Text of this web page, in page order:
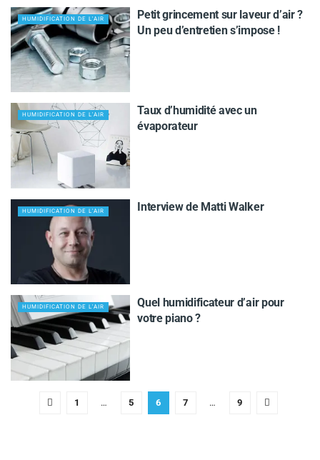
HUMIDIFICATION DE L'AIR
Petit grincement sur laveur d’air ?
Un peu d’entretien s’impose !
HUMIDIFICATION DE L'AIR
Taux d’humidité avec un
évaporateur
HUMIDIFICATION DE L'AIR Interview de Matti Walker
HUMIDIFICATION DE L'AIR
Quel humidificateur d’air pour
votre piano ?
1 … 5 6 7 … 9